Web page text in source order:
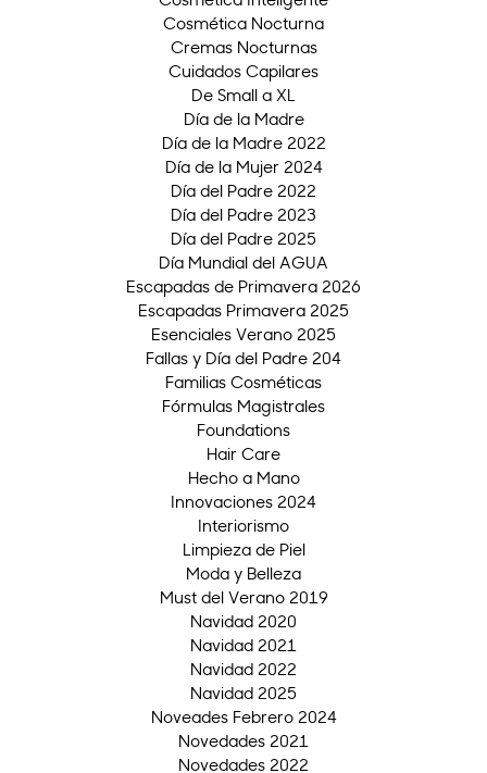
Cosmética Nocturna
Cremas Nocturnas
Cuidados Capilares
De Small a XL
Día de la Madre
Día de la Madre 2022
Día de la Mujer 2024
Día del Padre 2022
Día del Padre 2023
Día del Padre 2025
Día Mundial del AGUA
Escapadas de Primavera 2026
Escapadas Primavera 2025
Esenciales Verano 2025
Fallas y Día del Padre 204
Familias Cosméticas
Fórmulas Magistrales
Foundations
Hair Care
Hecho a Mano
Innovaciones 2024
Interiorismo
Limpieza de Piel
Moda y Belleza
Must del Verano 2019
Navidad 2020
Navidad 2021
Navidad 2022
Navidad 2025
Noveades Febrero 2024
Novedades 2021
Novedades 2022